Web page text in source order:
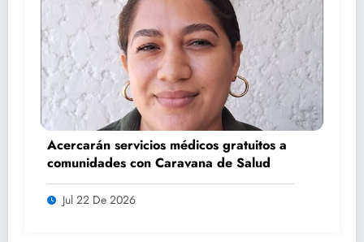
Acercarán servicios médicos gratuitos a
comunidades con Caravana de Salud
Jul 22 De 2026